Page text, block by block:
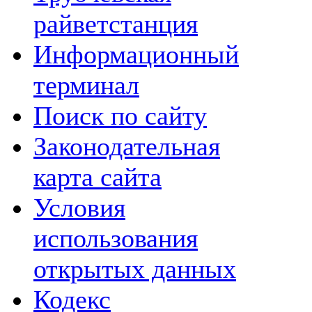
райветстанция
Информационный
терминал
Поиск по сайту
Законодательная
карта сайта
Условия
использования
открытых данных
Кодекс